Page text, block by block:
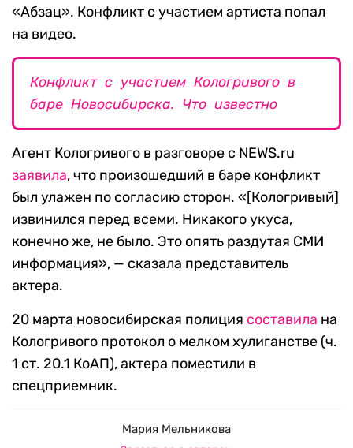
«Абзац». Конфликт с участием артиста попал
на видео.
Конфликт с участием Кологривого в
баре Новосибирска. Что известно
Агент Кологривого в разговоре с NEWS.ru
заявила, что произошедший в баре конфликт
был улажен по согласию сторон. «[Кологривый]
извинился перед всеми. Никакого укуса,
конечно же, не было. Это опять раздутая СМИ
информация», — сказала представитель
актера.
20 марта новосибирская полиция составила на
Кологривого протокол о мелком хулиганстве (ч.
1 ст. 20.1 КоАП), актера поместили в
спецприемник.
Мария Мельникова